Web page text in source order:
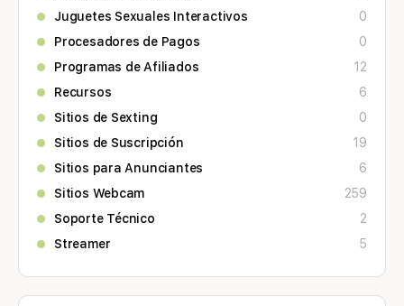
Juguetes Sexuales Interactivos
0
Procesadores de Pagos
0
Programas de Afiliados
12
Recursos
6
Sitios de Sexting
0
Sitios de Suscripción
19
Sitios para Anunciantes
6
Sitios Webcam
259
Soporte Técnico
2
Streamer
5